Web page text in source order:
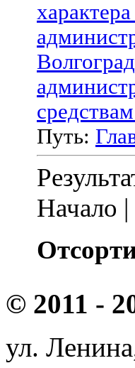
Путь:
Начало
© 2011 -
ул.